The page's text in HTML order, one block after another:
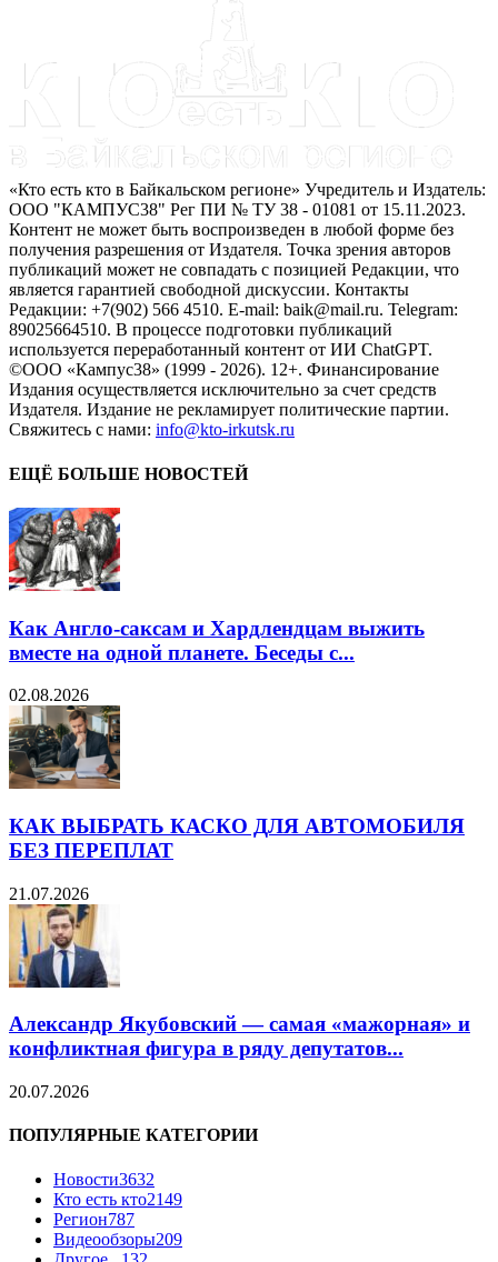
«Кто есть кто в Байкальском регионе» Учредитель и Издатель:
ООО "КАМПУС38" Рег ПИ № ТУ 38 - 01081 от 15.11.2023.
Контент не может быть воспроизведен в любой форме без
получения разрешения от Издателя. Точка зрения авторов
публикаций может не совпадать с позицией Редакции, что
является гарантией свободной дискуссии. Контакты
Редакции: +7(902) 566 4510. E-mail: baik@mail.ru. Telegram:
89025664510. В процессе подготовки публикаций
используется переработанный контент от ИИ ChatGPT.
©ООО «Кампус38» (1999 - 2026). 12+. Финансирование
Издания осуществляется исключительно за счет средств
Издателя. Издание не рекламирует политические партии.
Свяжитесь с нами: info@kto-irkutsk.ru
ЕЩЁ БОЛЬШЕ НОВОСТЕЙ
Как Англо-саксам и Хардлендцам выжить
вместе на одной планете. Беседы с...
02.08.2026
КАК ВЫБРАТЬ КАСКО ДЛЯ АВТОМОБИЛЯ
БЕЗ ПЕРЕПЛАТ
21.07.2026
Александр Якубовский — самая «мажорная» и
конфликтная фигура в ряду депутатов...
20.07.2026
ПОПУЛЯРНЫЕ КАТЕГОРИИ
Новости3632
Кто есть кто2149
Регион787
Видеообзоры209